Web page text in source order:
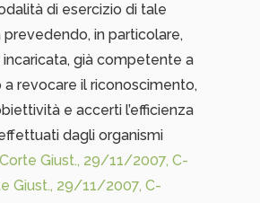
di esercizio di tale
in particolare,
incaricata, già competente a
revocare il riconoscimento,
e accerti l’efficienza
dagli organismi
Corte Giust., 29/11/2007, C-
Giust., 29/11/2007, C-